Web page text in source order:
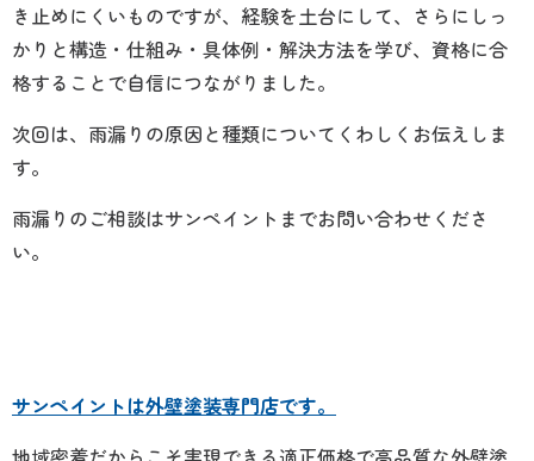
き止めにくいものですが、経験を土台にして、さらにしっ
かりと構造・仕組み・具体例・解決方法を学び、資格に合
格することで自信につながりました。
次回は、雨漏りの原因と種類についてくわしくお伝えしま
す。
雨漏りのご相談はサンペイントまでお問い合わせくださ
い。
サンペイントは外壁塗装専門店です。